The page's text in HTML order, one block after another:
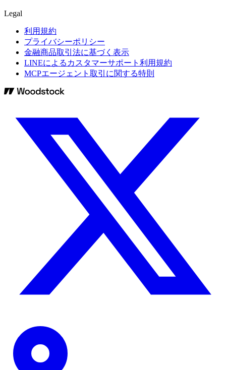
Legal
利用規約
プライバシーポリシー
金融商品取引法に基づく表示
LINEによるカスタマーサポート利用規約
MCPエージェント取引に関する特則